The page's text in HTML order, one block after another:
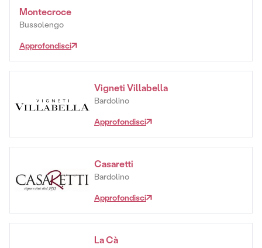
Montecroce
Bussolengo
Approfondisci
Vigneti Villabella
Bardolino
Approfondisci
Casaretti
Bardolino
Approfondisci
La Cà